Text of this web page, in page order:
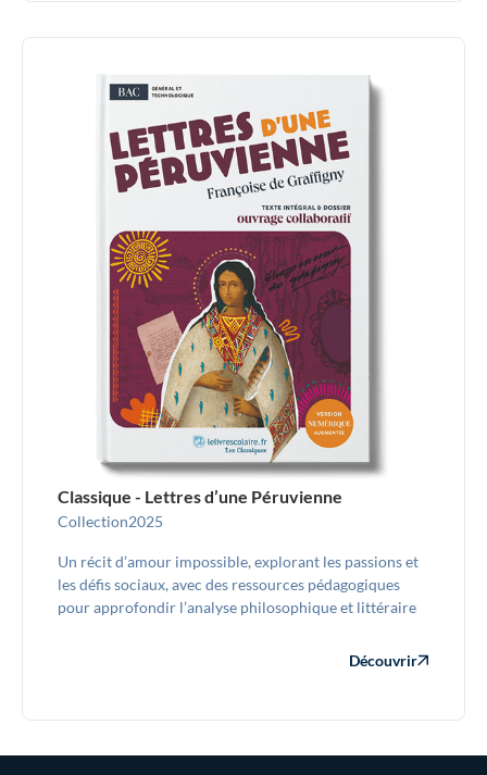
Classique - Lettres d’une Péruvienne
Collection2025
Un récit d’amour impossible, explorant les passions et
les défis sociaux, avec des ressources pédagogiques
pour approfondir l’analyse philosophique et littéraire
Découvrir